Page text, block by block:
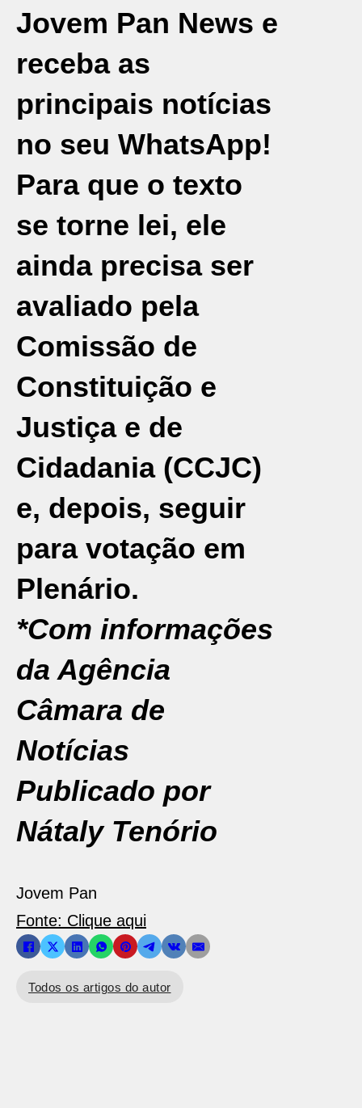
Jovem Pan News e
receba as
principais notícias
no seu WhatsApp!
Para que o texto
se torne lei, ele
ainda precisa ser
avaliado pela
Comissão de
Constituição e
Justiça e de
Cidadania (CCJC)
e, depois, seguir
para votação em
Plenário.
*Com informações
da Agência
Câmara de
Notícias
Publicado por
Nátaly Tenório
Jovem Pan
Fonte: Clique aqui
Todos os artigos do autor